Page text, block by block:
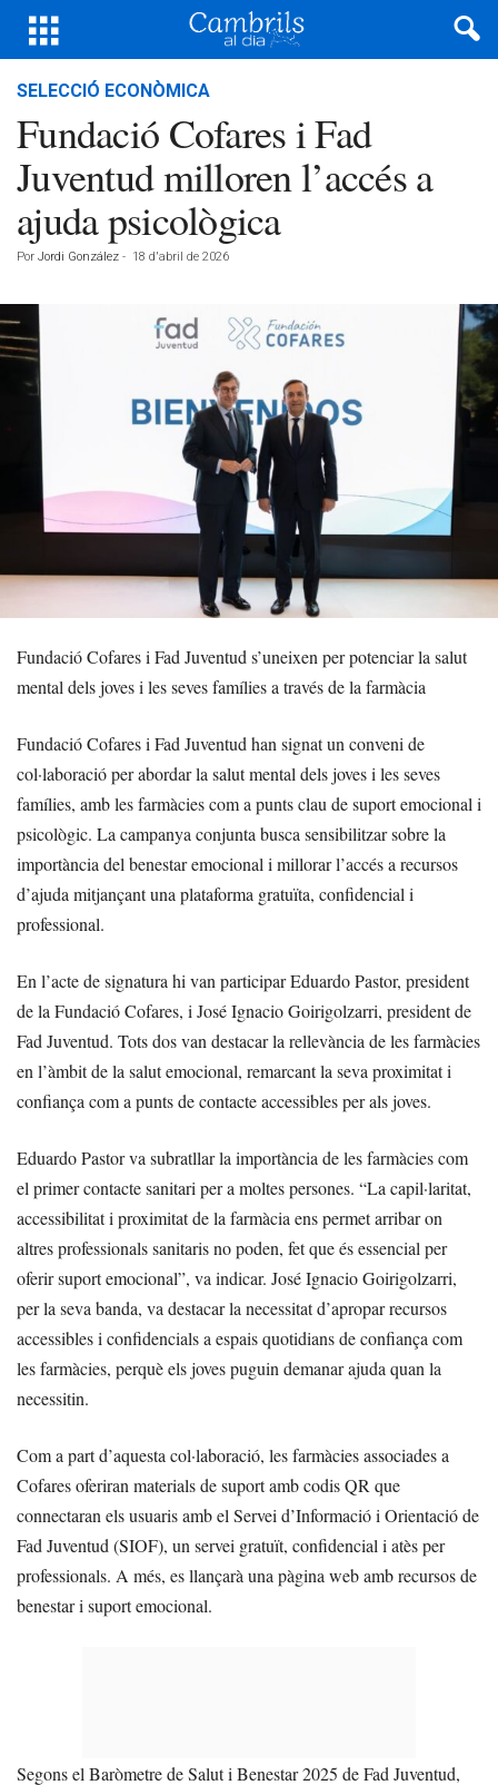
SELECCIÓ ECONÒMICA
Fundació Cofares i Fad
Juventud milloren l’accés a
ajuda psicològica
Por Jordi González - 18 d'abril de 2026
Fundació Cofares i Fad Juventud s’uneixen per potenciar la salut
mental dels joves i les seves famílies a través de la farmàcia
Fundació Cofares i Fad Juventud han signat un conveni de
col·laboració per abordar la salut mental dels joves i les seves
famílies, amb les farmàcies com a punts clau de suport emocional i
psicològic. La campanya conjunta busca sensibilitzar sobre la
importància del benestar emocional i millorar l’accés a recursos
d’ajuda mitjançant una plataforma gratuïta, confidencial i
professional.
En l’acte de signatura hi van participar Eduardo Pastor, president
de la Fundació Cofares, i José Ignacio Goirigolzarri, president de
Fad Juventud. Tots dos van destacar la rellevància de les farmàcies
en l’àmbit de la salut emocional, remarcant la seva proximitat i
confiança com a punts de contacte accessibles per als joves.
Eduardo Pastor va subratllar la importància de les farmàcies com
el primer contacte sanitari per a moltes persones. “La capil·laritat,
accessibilitat i proximitat de la farmàcia ens permet arribar on
altres professionals sanitaris no poden, fet que és essencial per
oferir suport emocional”, va indicar. José Ignacio Goirigolzarri,
per la seva banda, va destacar la necessitat d’apropar recursos
accessibles i confidencials a espais quotidians de confiança com
les farmàcies, perquè els joves puguin demanar ajuda quan la
necessitin.
Com a part d’aquesta col·laboració, les farmàcies associades a
Cofares oferiran materials de suport amb codis QR que
connectaran els usuaris amb el Servei d’Informació i Orientació de
Fad Juventud (SIOF), un servei gratuït, confidencial i atès per
professionals. A més, es llançarà una pàgina web amb recursos de
benestar i suport emocional.
Segons el Baròmetre de Salut i Benestar 2025 de Fad Juventud,